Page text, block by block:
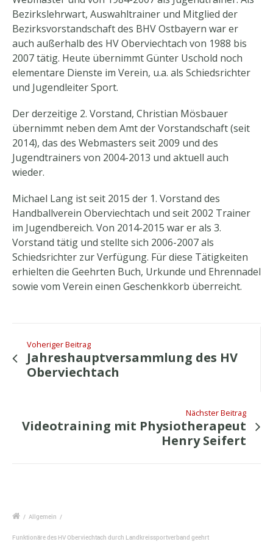
Bezirkslehrwart, Auswahltrainer und Mitglied der
Bezirksvorstandschaft des BHV Ostbayern war er
auch außerhalb des HV Oberviechtach von 1988 bis
2007 tätig. Heute übernimmt Günter Uschold noch
elementare Dienste im Verein, u.a. als Schiedsrichter
und Jugendleiter Sport.
Der derzeitige 2. Vorstand, Christian Mösbauer
übernimmt neben dem Amt der Vorstandschaft (seit
2014), das des Webmasters seit 2009 und des
Jugendtrainers von 2004-2013 und aktuell auch
wieder.
Michael Lang ist seit 2015 der 1. Vorstand des
Handballverein Oberviechtach und seit 2002 Trainer
im Jugendbereich. Von 2014-2015 war er als 3.
Vorstand tätig und stellte sich 2006-2007 als
Schiedsrichter zur Verfügung. Für diese Tätigkeiten
erhielten die Geehrten Buch, Urkunde und Ehrennadel
sowie vom Verein einen Geschenkkorb überreicht.
Voheriger Beitrag
Jahreshauptversammlung des HV
Oberviechtach
Nächster Beitrag
Videotraining mit Physiotherapeut
Henry Seifert
/ Allgemein /
Funktionäre des HV Oberviechtach durch Landkreissportverband geehrt